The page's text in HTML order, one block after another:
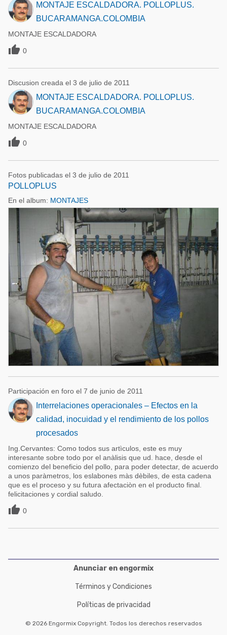
MONTAJE ESCALDADORA. POLLOPLUS.
BUCARAMANGA.COLOMBIA
MONTAJE ESCALDADORA
 0
Discusion creada el 3 de julio de 2011
MONTAJE ESCALDADORA. POLLOPLUS.
BUCARAMANGA.COLOMBIA
MONTAJE ESCALDADORA
 0
Fotos publicadas el 3 de julio de 2011
POLLOPLUS
En el album: MONTAJES
Participación en foro el 7 de junio de 2011
Interrelaciones operacionales – Efectos en la
calidad, inocuidad y el rendimiento de los pollos
procesados
Ing.Cervantes: Como todos sus artìculos, este es muy
interesante sobre todo por el anàlisis que ud. hace, desde el
comienzo del beneficio del pollo, para poder detectar, de acuerdo
a unos paràmetros, los eslabones màs dèbiles, de esta cadena
que es el proceso y su futura afectaciòn en el producto final.
felicitaciones y cordial saludo.
 0
Anunciar en engormix
Términos y Condiciones
Políticas de privacidad
© 2026 Engormix Copyright. Todos los derechos reservados